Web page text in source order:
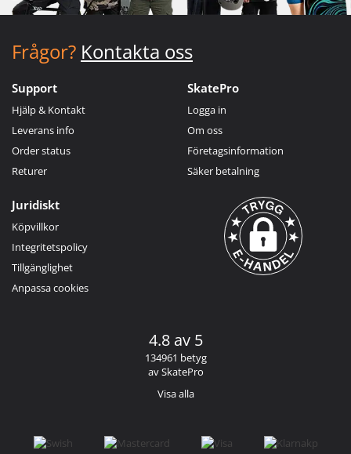
Frågor? Kontakta oss
Support
Hjälp & Kontakt
Leverans info
Order status
Returer
SkatePro
Logga in
Om oss
Företagsinformation
Säker betalning
Juridiskt
Köpvillkor
Integritetspolicy
Tillgänglighet
Anpassa cookies
4.8 av 5
134961 betyg
av SkatePro
Visa alla